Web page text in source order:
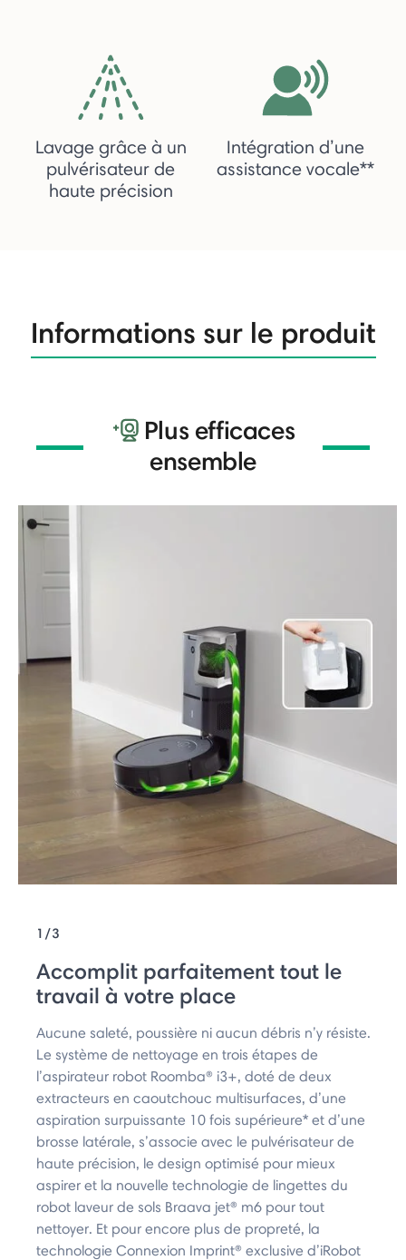
Lavage grâce à un
pulvérisateur de
haute précision
Intégration d’une
assistance vocale**
Informations sur le produit
Plus efficaces
ensemble
1/3
Accomplit parfaitement tout le
travail à votre place
Aucune saleté, poussière ni aucun débris n’y résiste.
Le système de nettoyage en trois étapes de
l’aspirateur robot Roomba® i3+, doté de deux
extracteurs en caoutchouc multisurfaces, d’une
aspiration surpuissante 10 fois supérieure* et d’une
brosse latérale, s’associe avec le pulvérisateur de
haute précision, le design optimisé pour mieux
aspirer et la nouvelle technologie de lingettes du
robot laveur de sols Braava jet® m6 pour tout
nettoyer. Et pour encore plus de propreté, la
technologie Connexion Imprint® exclusive d’iRobot